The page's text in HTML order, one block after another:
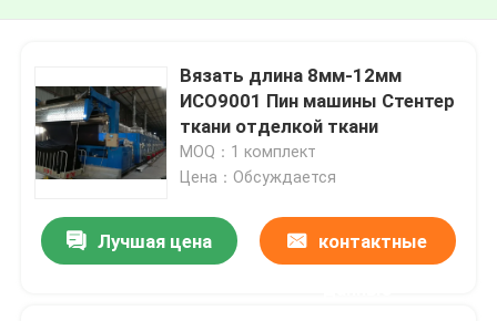
Вязать длина 8мм-12мм
ИСО9001 Пин машины Стентер
ткани отделкой ткани
MOQ：1 комплект
Цена：Обсуждается
Лучшая цена контактные